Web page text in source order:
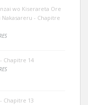
wo Kiserareta Ore
- Chapitre
Chapitre 14
Chapitre 13